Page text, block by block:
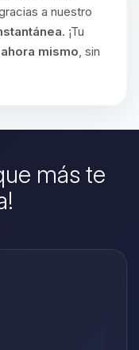
a nuestro
. ¡Tu
mismo , sin
más te